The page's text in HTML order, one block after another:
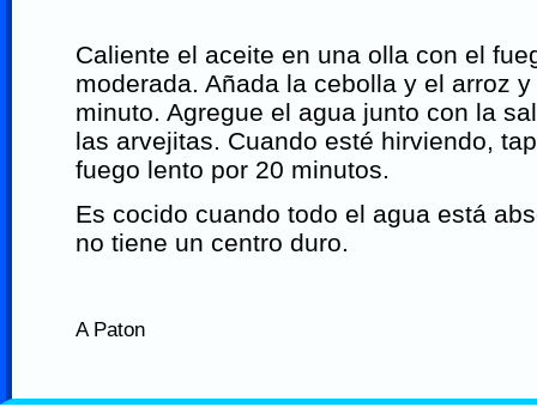
Caliente el aceite en una olla con el
moderada. Añada la cebolla y el arroz
minuto. Agregue el agua junto con la
las arvejitas. Cuando esté hirviendo,
fuego lento por 20 minutos.
Es cocido cuando todo el agua está
no tiene un centro duro.
A Paton